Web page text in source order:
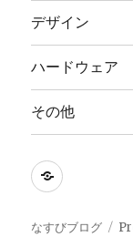
デザイン
ハードウェア
その他
nasbi
なすびブログ